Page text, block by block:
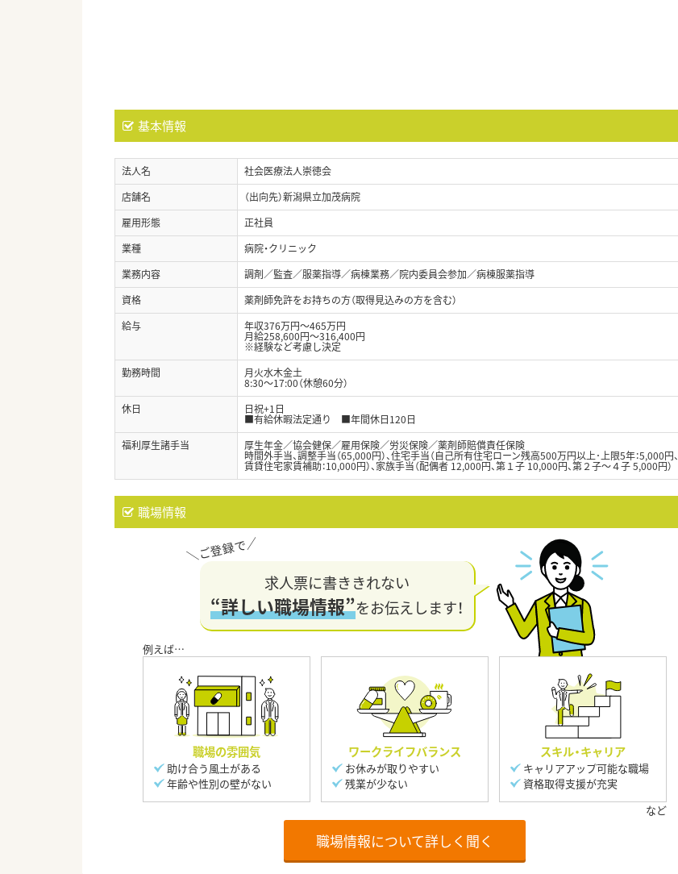
基本情報
法人名
社会医療法人崇徳会
店舗名
（出向先）新潟県立加茂病院
雇用形態
正社員
業種
病院・クリニック
業務内容
調剤／監査／服薬指導／病棟業務／院内委員会参加／病棟服薬指導
資格
薬剤師免許をお持ちの方（取得見込みの方を含む）
給与
年収376万円～465万円
月給258,600円～316,400円
※経験など考慮し決定
勤務時間
月火水木金土
8:30～17:00（休憩60分）
休日
日祝+1日
■有給休暇法定通り ■年間休日120日
福利厚生諸手当
厚生年金／協会健保／雇用保険／労災保険／薬剤師賠償責任保険
時間外手当、調整手当（65,000円）、住宅手当（自己所有住宅ローン残高500万円以上･上限5年：5,000円、
賃貸住宅家賃補助：10,000円）、家族手当（配偶者 12,000円、第１子 10,000円、第２子～４子 5,000円）
職場情報
求人票に書ききれない
“詳しい職場情報”をお伝えします！
職場の雰囲気
助け合う風土がある
年齢や性別の壁がない
ワークライフバランス
お休みが取りやすい
残業が少ない
スキル・キャリア
キャリアアップ可能な職場
資格取得支援が充実
職場情報について詳しく聞く